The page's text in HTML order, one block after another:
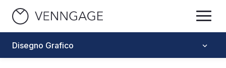
Disegno Grafico